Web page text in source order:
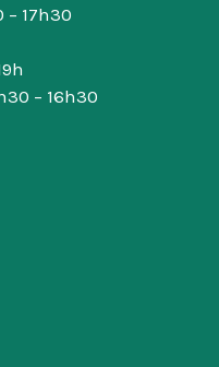
– 17h30
– 16h30